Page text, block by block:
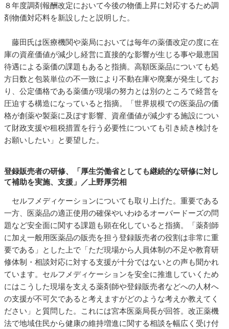
８年度調剤報酬改定において今後の物価上昇に対応するため調
剤物価対応料を新設したと説明した。
藤田氏は医療機関や薬局においては毎年の薬価改定の度に在
庫の資産価値が減少し経営に直接的な影響が生じる事や最恵国
待遇による薬価の課題もあると指摘。高額医薬品についても処
方日数と包装単位の不一致により不動在庫や廃棄が発生してお
り、公定価格である薬価が現場の努力とは別のところで経営を
圧迫する構造になっていると指摘。「世界規模での医薬品の価
格が創薬や製薬に及ぼす影響、資産価値が減少する施設につい
て財政支援や租税措置を行う必要性についても引き続き検討を
お願いしたい」と要望した。
登録販売者の研修、「厚生労働省としても継続的な研修に対し
て補助を実施、支援」／上野厚労相
セルフメディケーションについても取り上げた。重要である
一方、医薬品の適正使用の確保やいわゆるオーバードーズの問
題など安全面に関する課題も顕在化していると指摘。「薬剤師
に加え一般用医薬品の販売を担う登録販売者の役割は非常に重
要である」とした上で「ただ現場から人員体制の不足や教育研
修体制・相談対応に対する支援が十分ではないとの声も聞かれ
ています。セルフメディケーションを安全に推進していくため
にはこうした現場を支える薬剤師や登録販売者などへの人材へ
の支援が不可欠であると考えますがどのような考えか教えてく
ださい」と質問した。これには宮本医薬局長が回答。改正薬機
法で地域住民から健康の維持増進に関する相談を幅広く受け付